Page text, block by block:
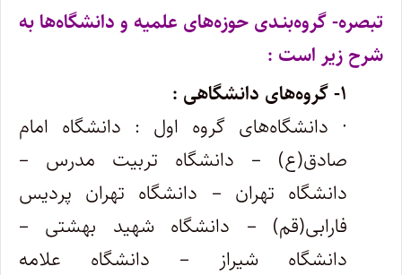
تبصره- گروه‌بنـدی حوزه‌های علمیه و دانشگاه‌ها به
شرح زیر است :
۱- گروه‌های دانشگاهی :
· دانشگاه‌های گروه اول : دانشگاه امام
صادق(ع) – دانشگاه تربیت مدرس –
دانشگاه تهران – دانشگاه تهران پردیس
فارابی(قم) – دانشگاه شهید بهشتی –
دانشگاه شیراز – دانشگاه علامه